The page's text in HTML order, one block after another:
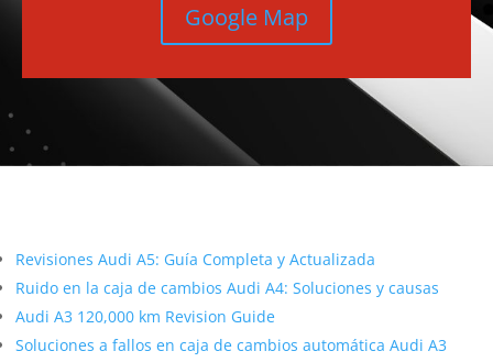
Google Map
Revisiones Audi A5: Guía Completa y Actualizada
Ruido en la caja de cambios Audi A4: Soluciones y causas
Audi A3 120,000 km Revision Guide
Soluciones a fallos en caja de cambios automática Audi A3